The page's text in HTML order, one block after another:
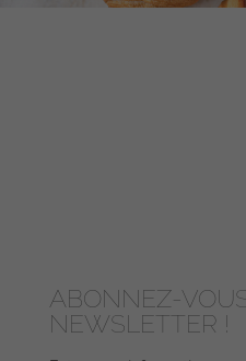
ABONNEZ-
NEWSLETTER !